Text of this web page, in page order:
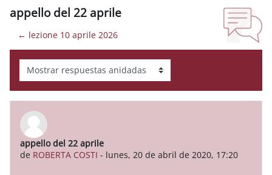
appello del 22 aprile
← lezione 10 aprile 2026
Mostrar modo
appello del 22 aprile
de ROBERTA COSTI - lunes, 20 de abril de 2020, 17:20
Número de respuestas: 0